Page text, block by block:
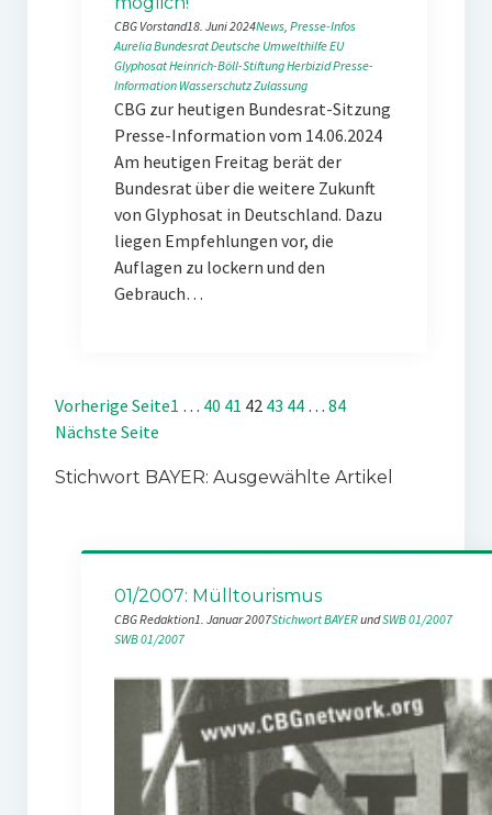
CBG Vorstand18. Juni 2024News, Presse-Infos
AureliaBundesratDeutsche UmwelthilfeEU
GlyphosatHeinrich-Böll-StiftungHerbizidPresse-
Information WasserschutzZulassung
CBG zur heutigen Bundesrat-Sitzung
Presse-Information vom 14.06.2024
Am heutigen Freitag berät der
Bundesrat über die weitere Zukunft
von Glyphosat in Deutschland. Dazu
liegen Empfehlungen vor, die
Auflagen zu lockern und den
Gebrauch…
Vorherige Seite1 … 40 41 42 43 44 … 84
Nächste Seite
Stichwort BAYER: Ausgewählte Artikel
01/2007: Mülltourismus
CBG Redaktion1. Januar 2007Stichwort BAYER und SWB 01/2007
SWB 01/2007